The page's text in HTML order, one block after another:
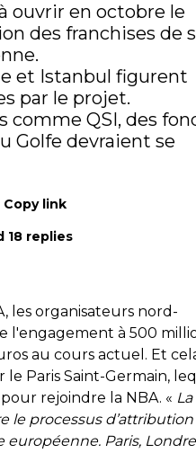
ouvrir en octobre le
des franchises de
et Istanbul figurent
par le projet.
comme QSI, des
Golfe devraient se
Copy link
18 replies
les organisateurs nord-
l'engagement à 500
au cours actuel. Et
Paris Saint-Germain,
rejoindre la NBA. «
le processus
Paris,